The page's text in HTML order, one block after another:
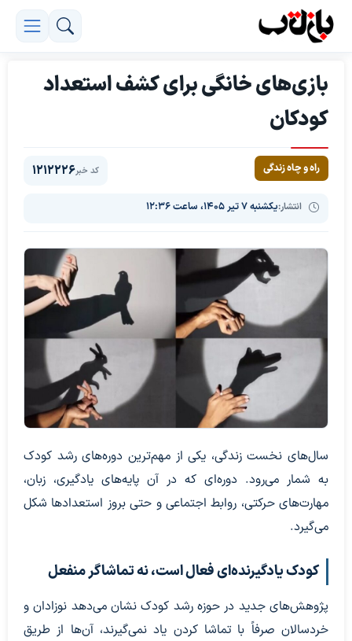
بازی‌های خانگی برای کشف استعداد
کودکان
راه و چاه زندگی
انتشار:یکشنبه ۷ تیر ۱۴۰۵، ساعت ۱۲:۳۶
کد خبر1212226
سال‌های نخست زندگی، یکی از مهم‌ترین دوره‌های رشد کودک
به شمار می‌رود. دوره‌ای که در آن پایه‌های یادگیری، زبان،
مهارت‌های حرکتی، روابط اجتماعی و حتی بروز استعدادها شکل
می‌گیرد.
کودک یادگیرنده‌ای فعال است، نه تماشاگر منفعل
پژوهش‌های جدید در حوزه رشد کودک نشان می‌دهد نوزادان و
خردسالان صرفاً با تماشا کردن یاد نمی‌گیرند، آن‌ها از طریق